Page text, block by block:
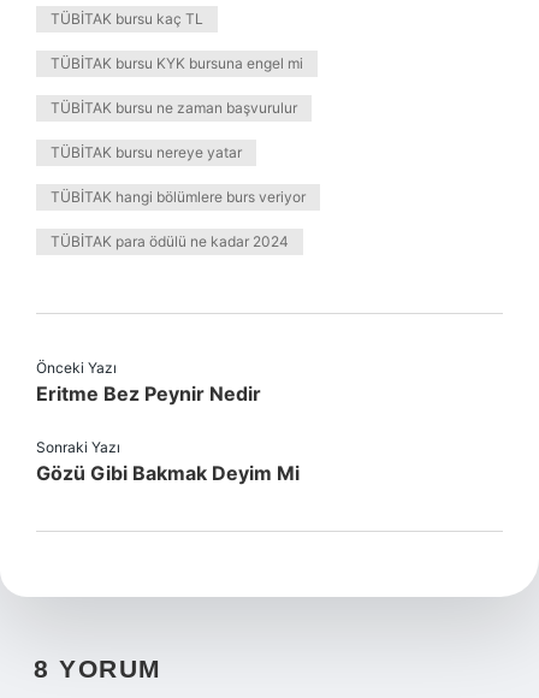
TÜBİTAK bursu kaç TL
TÜBİTAK bursu KYK bursuna engel mi
TÜBİTAK bursu ne zaman başvurulur
TÜBİTAK bursu nereye yatar
TÜBİTAK hangi bölümlere burs veriyor
TÜBİTAK para ödülü ne kadar 2024
Önceki Yazı
Eritme Bez Peynir Nedir
Sonraki Yazı
Gözü Gibi Bakmak Deyim Mi
8 YORUM